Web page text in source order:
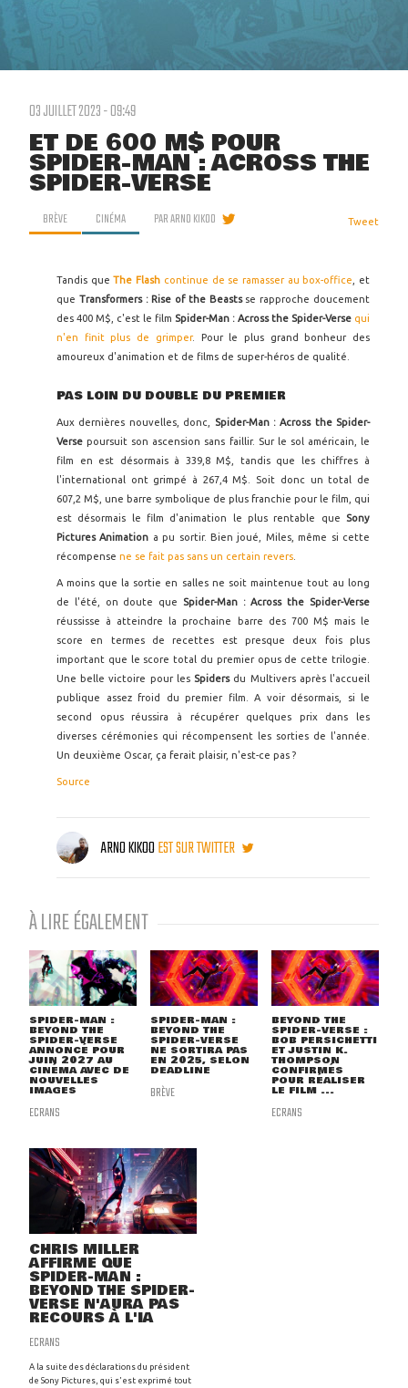
03 JUILLET 2023 - 09:49
ET DE 600 M$ POUR
SPIDER-MAN : ACROSS THE
SPIDER-VERSE
BRÈVE CINÉMA PARARNO KIKOO Tweet
Tandis queThe Flash continue de se ramasser au box-office
, et
que Transformers : Rise of the Beasts se rapproche doucement
des 400 M$, c'est le film Spider-Man : Across the Spider-Verse qui
n'en finit plus de grimper. Pour le plus grand bonheur des
amoureux d'animation et de films de super-héros de qualité.
PAS LOIN DU DOUBLE DU PREMIER
Aux dernières nouvelles, donc,
Spider-Man : Across the Spider-
Versepoursuit son ascension sans faillir. Sur le sol américain, le
film en est désormais à 339,8 M$, tandis que les chiffres à
l'international ont grimpé à 267,4 M$. Soit donc un total de
607,2 M$, une barre symbolique de plus franchie pour le film, qui
est désormais le film d'animation le plus rentable que Sony
Pictures Animation a pu sortir. Bien joué, Miles, même si cette
récompense ne se fait pas sans un certain revers
A moins que la sortie en salles ne soit maintenue tout au long
de l'été, on doute que Spider-Man : Across the Spider-Verse
réussisse à atteindre la prochaine barre des 700 M$ mais le
score en termes de recettes est presque deux fois plus
important que le score total du premier opus de cette trilogie.
Une belle victoire pour les Spiders du Multivers après l'accueil
publique assez froid du premier film. A voir désormais, si le
second opus réussira à récupérer quelques prix dans les
diverses cérémonies qui récompensent les sorties de l'année.
Un deuxième Oscar, ça ferait plaisir, n'est-ce pas ?
Source
ARNO KIKOOEST SUR TWITTER
À LIRE ÉGALEMENT
SPIDER-MAN :
BEYOND THE
SPIDER-VERSE
ANNONCÉ POUR
JUIN 2027 AU
CINÉMA AVEC DE
NOUVELLES
IMAGES
ECRANS
SPIDER-MAN :
BEYOND THE
SPIDER-VERSE
NE SORTIRA PAS
EN 2025, SELON
DEADLINE
BRÈVE
BEYOND THE
SPIDER-VERSE :
BOB PERSICHETTI
ET JUSTIN K.
THOMPSON
CONFIRMÉS
POUR RÉALISER
LE FILM ...
ECRANS
CHRIS MILLER
AFFIRME QUE
SPIDER-MAN :
BEYOND THE SPIDER-
VERSE N'AURA PAS
RECOURS À L'IA
ECRANS
A la suite des déclarations du président
de Sony Pictures, qui s'est exprimé tout